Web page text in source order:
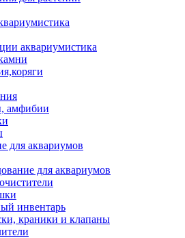
аквариумистика
амфибии
для аквариумов
для аквариумов
инвентарь
краники и клапаны